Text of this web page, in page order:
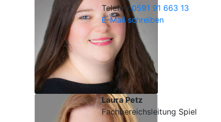
Telefon0591 91 663 13
E-Mail schreiben
Laura Petz
Fachbereichsleitung Spiel